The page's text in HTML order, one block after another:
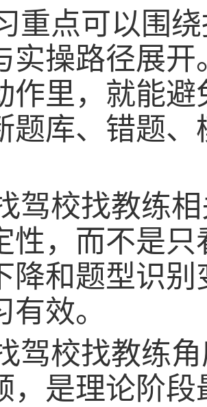
重点可以围
实操路径展
作里，就能
题库、错题
驾校找教练
性，而不是
降和题型识
效。
驾校找教练
，是理论阶